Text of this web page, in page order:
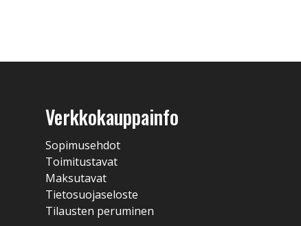
Verkkokauppainfo
Sopimusehdot
Toimitustavat
Maksutavat
Tietosuojaseloste
Tilausten peruminen